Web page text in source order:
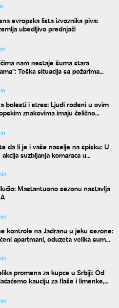
evropska lista izvoznika piva:
ubedljivo prednjači
nam nestaje šuma stara
Teška situacija sa požarima
bolesti i stres: Ljudi rođeni u ovim
znakovima imaju čelično
da li je i vaše naselje na spisku: U
suzbijanja komaraca u
Mastantuono sezonu nastavlja
kontrole na Jadranu u jeku sezone:
apartmani, oduzeta velika suma
promena za kupce u Srbiji: Od
kauciju za flaše i limenke,